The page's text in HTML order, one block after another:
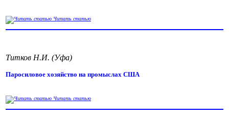
Читать статью
Титков Н.И. (Уфа)
Паросиловое хозяйство на промыслах США
Читать статью